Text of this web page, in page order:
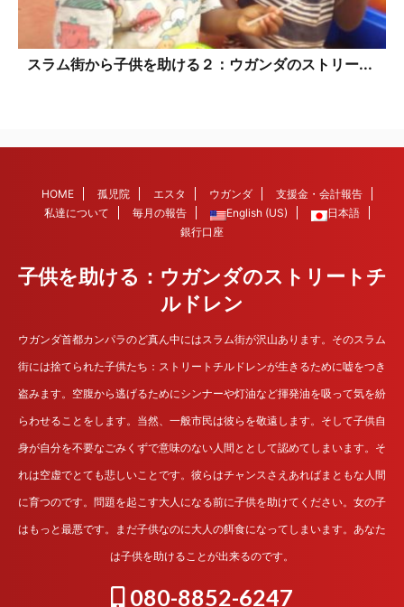
スラム街から子供を助ける２：ウガンダのストリー...
HOME 孤児院 エスタ ウガンダ
支援金・会計報告
私達について
毎月の報告 English (US)
日本語
銀行口座
子供を助ける：ウガンダのストリートチ
ルドレン
ウガンダ首都カンパラのど真ん中にはスラム街が沢山あります。そのスラム
街には捨てられた子供たち：ストリートチルドレンが生きるために嘘をつき
盗みます。空腹から逃げるためにシンナーや灯油など揮発油を吸って気を紛
らわせることをします。当然、一般市民は彼らを敬遠します。そして子供自
身が自分を不要なごみくずで意味のない人間ととして認めてしまいます。そ
れは空虚でとても悲しいことです。彼らはチャンスさえあればまともな人間
に育つのです。問題を起こす大人になる前に子供を助けてください。女の子
はもっと最悪です。まだ子供なのに大人の餌食になってしまいます。あなた
は子供を助けることが出来るのです。
080-8852-6247